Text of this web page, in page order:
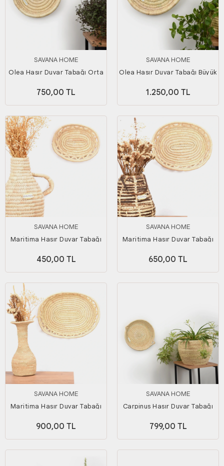
SAVANA HOME
Olea Hasır Duvar Tabağı Orta
750,00 TL
SAVANA HOME
Olea Hasır Duvar Tabağı Büyük
1.250,00 TL
SAVANA HOME
Maritima Hasır Duvar Tabağı
450,00 TL
SAVANA HOME
Maritima Hasır Duvar Tabağı
650,00 TL
SAVANA HOME
Maritima Hasır Duvar Tabağı
900,00 TL
SAVANA HOME
Carpinus Hasır Duvar Tabağı
799,00 TL